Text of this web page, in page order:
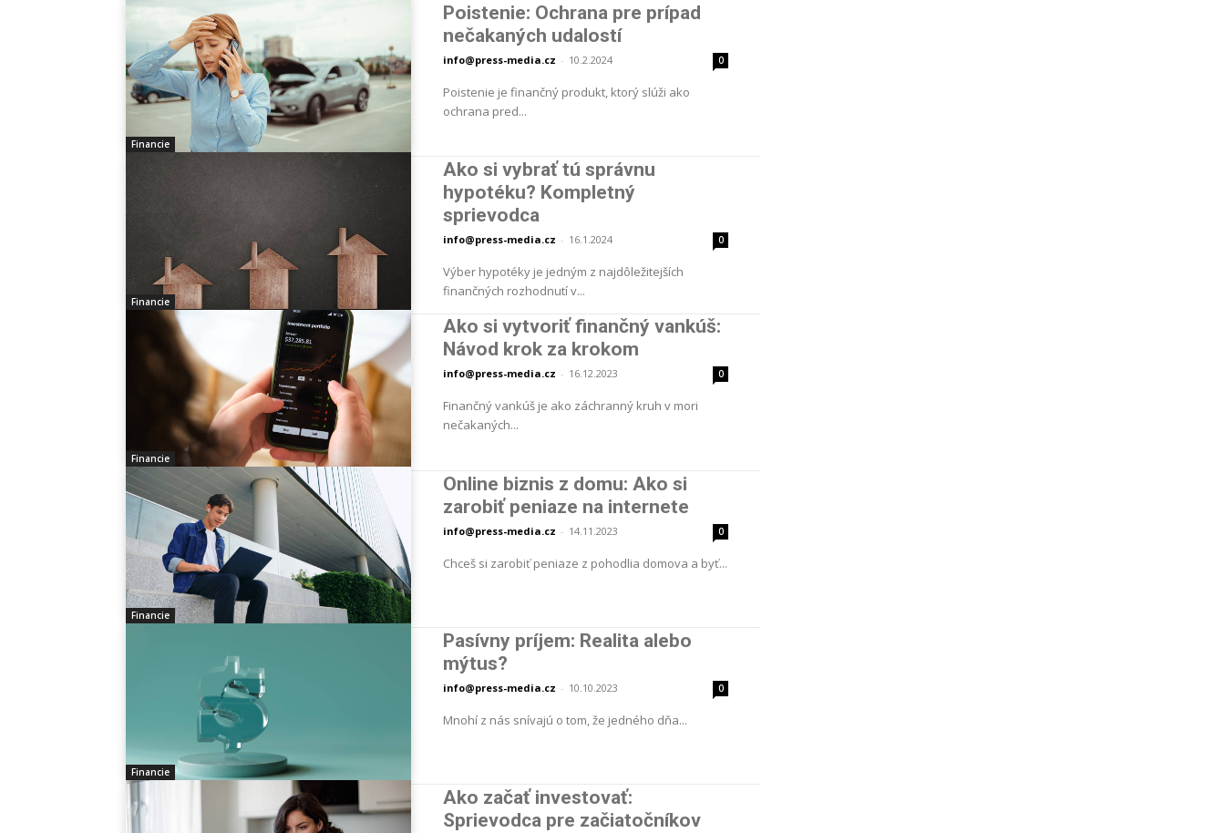
Financie
Poistenie: Ochrana pre prípad
nečakaných udalostí
info@press-media.cz - 10.2.2024 0
Poistenie je finančný produkt, ktorý slúži ako
ochrana pred...
Financie
Ako si vybrať tú správnu
hypotéku? Kompletný
sprievodca
info@press-media.cz - 16.1.2024 0
Výber hypotéky je jedným z najdôležitejších
finančných rozhodnutí v...
Financie
Ako si vytvoriť finančný vankúš:
Návod krok za krokom
info@press-media.cz - 16.12.2023 0
Finančný vankúš je ako záchranný kruh v mori
nečakaných...
Financie
Online biznis z domu: Ako si
zarobiť peniaze na internete
info@press-media.cz - 14.11.2023 0
Chceš si zarobiť peniaze z pohodlia domova a byť...
Financie
Pasívny príjem: Realita alebo
mýtus?
info@press-media.cz - 10.10.2023 0
Mnohí z nás snívajú o tom, že jedného dňa...
Ako začať investovať:
Sprievodca pre začiatočníkov